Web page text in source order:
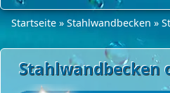
Startseite » Stahlwandbecken »
Stahlwandbecken